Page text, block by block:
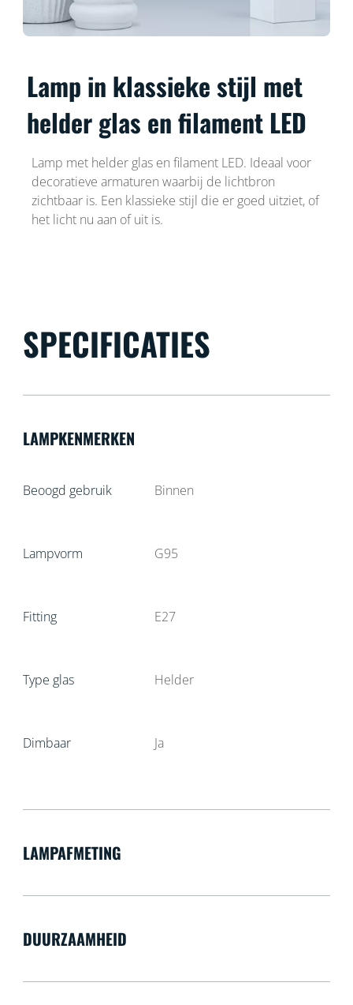
Lamp in klassieke stijl met
helder glas en filament LED
Lamp met helder glas en filament LED. Ideaal voor
decoratieve armaturen waarbij de lichtbron
zichtbaar is. Een klassieke stijl die er goed uitziet, of
het licht nu aan of uit is.
SPECIFICATIES
LAMPKENMERKEN
Beoogd gebruik Binnen
Lampvorm G95
Fitting E27
Type glas Helder
Dimbaar Ja
LAMPAFMETING
DUURZAAMHEID